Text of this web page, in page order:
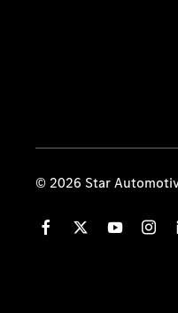
© 2026 Star